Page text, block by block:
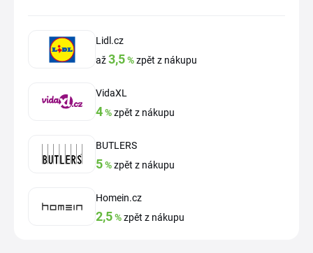
Lidl.cz
až3,5%zpět z nákupu
VidaXL
4%zpět z nákupu
BUTLERS
5%zpět z nákupu
Homein.cz
2,5%zpět z nákupu